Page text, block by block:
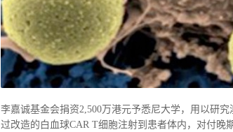
李嘉诚基金会捐资2,500万港元予悉尼大学，用以研
过改造的白血球CAR T细胞注射到患者体内，对付